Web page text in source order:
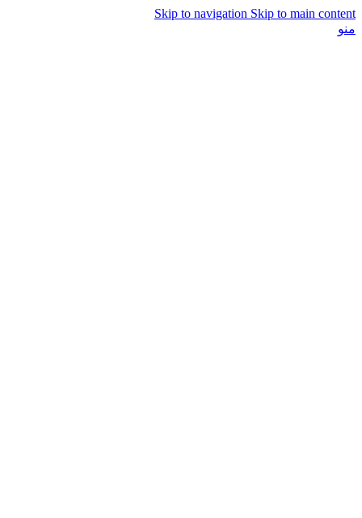
Skip to navigation Skip to main content
منو